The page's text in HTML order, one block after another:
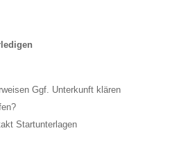
Ggf. Unterkunft klären
Startunterlagen